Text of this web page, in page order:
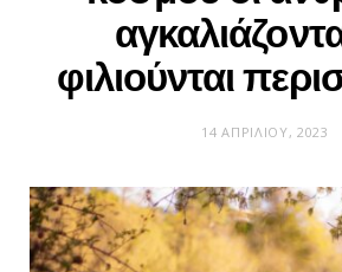
φιλιούνται
14 ΑΠΡΙΛΊΟΥ, 2023